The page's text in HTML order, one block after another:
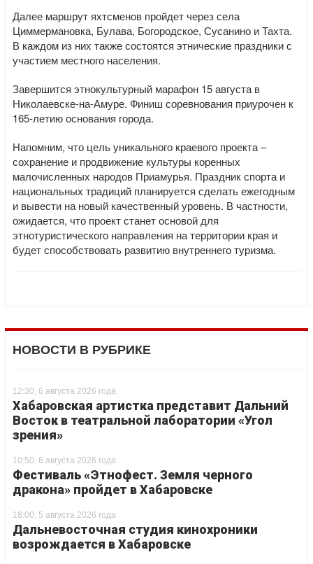
Далее маршрут яхтсменов пройдет через села
Циммермановка, Булава, Богородское, Сусанино и Тахта.
В каждом из них также состоятся этнические праздники с
участием местного населения.
Завершится этнокультурный марафон 15 августа в
Николаевске-на-Амуре. Финиш соревнования приурочен к
165-летию основания города.
Напомним, что цель уникального краевого проекта –
сохранение и продвижение культуры коренных
малочисленных народов Приамурья. Праздник спорта и
национальных традиций планируется сделать ежегодным
и вывести на новый качественный уровень. В частности,
ожидается, что проект станет основой для
этнотуристического направления на территории края и
будет способствовать развитию внутреннего туризма.
НОВОСТИ В РУБРИКЕ
12:30, 6 августа 2026 года
Хабаровская артистка представит Дальний
Восток в театральной лаборатории «Угол
зрения»
10:50, 6 августа 2026 года
Фестиваль «Этнофест. Земля черного
дракона» пройдет в Хабаровске
18:00, 5 августа 2026 года
Дальневосточная студия кинохроники
возрождается в Хабаровске